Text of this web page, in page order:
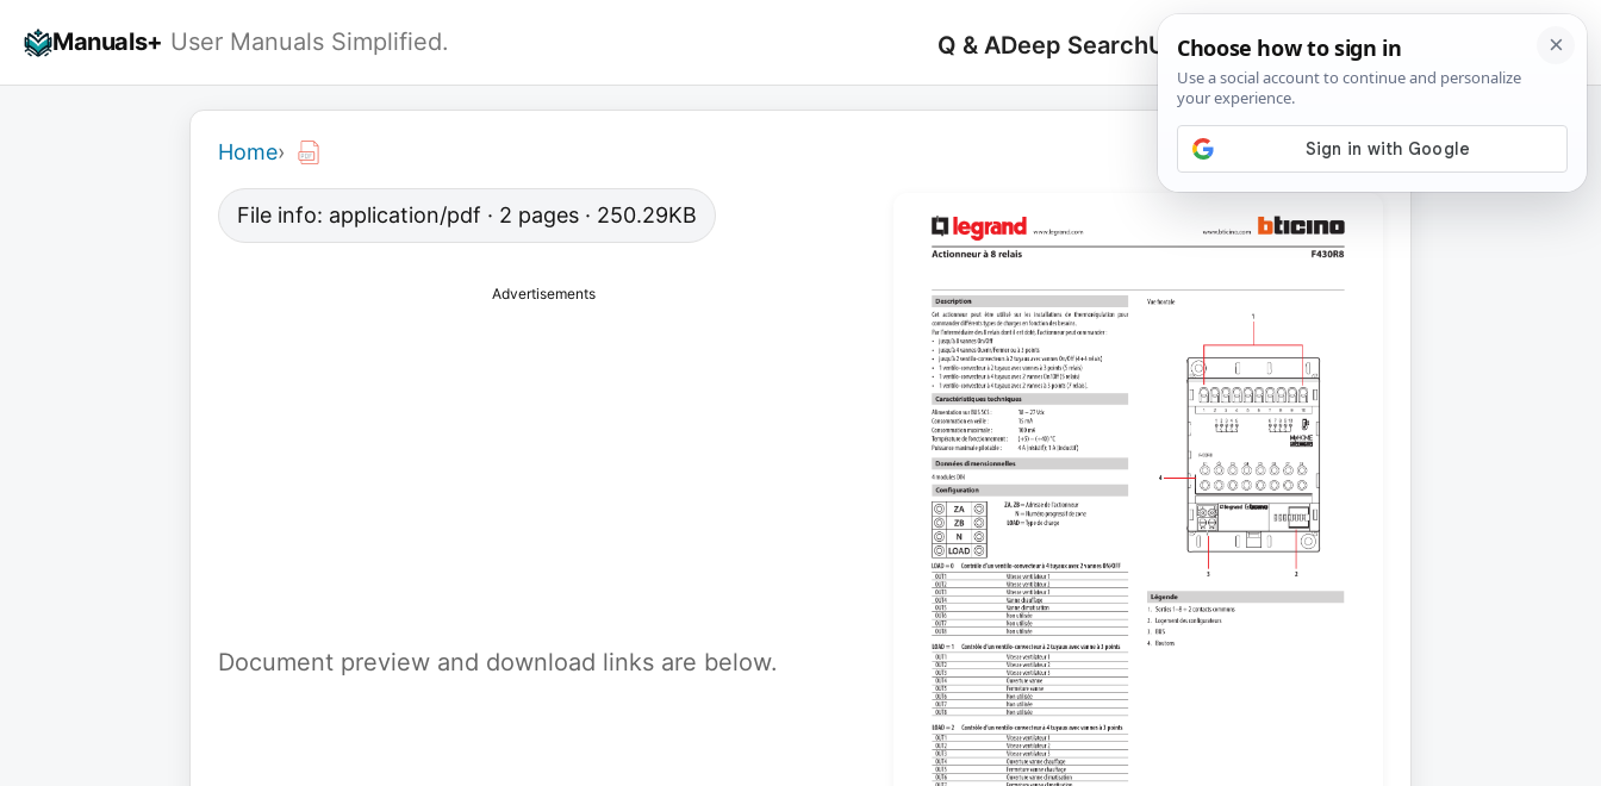
Manuals+ User Manuals Simplified. Q & ADeep SearchUpload
Search
for:
🔍
Home›
File info: application/pdf · 2 pages · 250.29KB
Advertisements
Document preview and download links are below.